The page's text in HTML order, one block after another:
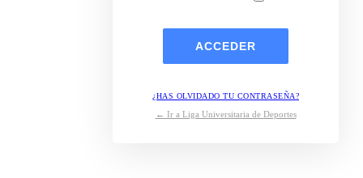
¿HAS OLVIDADO TU CONTRASEÑA?
← Ir a Liga Universitaria de Deportes